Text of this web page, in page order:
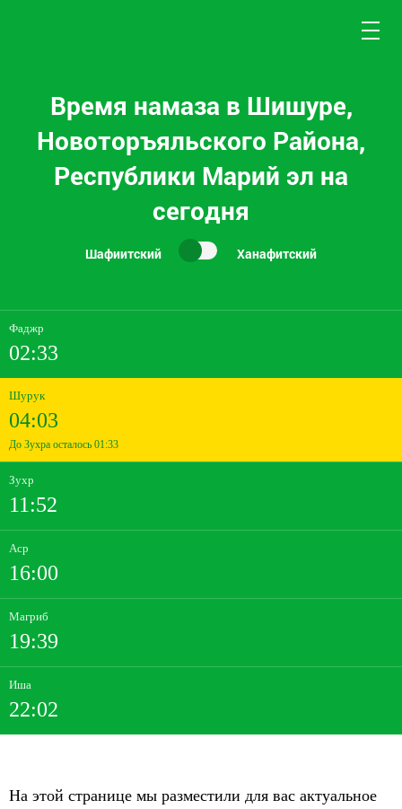
Время намаза в Шишуре,
Новоторъяльского Района,
Республики Марий эл на
сегодня
Шафиитский Ханафитский
Фаджр
02:33
Шурук
04:03
До Зухра осталось 01:33
Зухр
11:52
Аср
16:00
Магриб
19:39
Иша
22:02
На этой странице мы разместили для вас актуальное